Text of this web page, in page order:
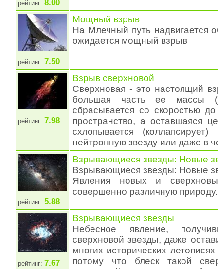
рейтинг: 8.00
рейтинг: 7.50
Мощный взрыв
На Млечный путь надвигается
ожидается мощный взрыв
рейтинг: 7.98
Взрыв сверхновой
Сверхновая - это настоящий
большая часть ее массы
сбрасывается со скоростью
пространство, а оставшаяся
схлопывается
нейтронную звезду или даже в
рейтинг: 5.88
Взрывающиеся звезды: Новые
Взрывающиеся звезды: Новые
Явления новых и
совершенно различную природу.
рейтинг: 7.67
Взрывающиеся звезды
Небесное явление,
сверхновой звезды, даже
многих исторических
потому что блеск такой